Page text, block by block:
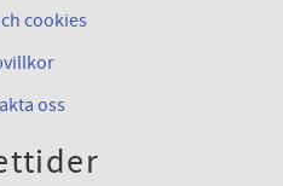
cookies
oss